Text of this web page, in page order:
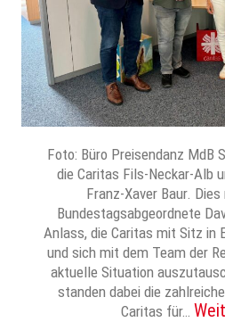
Foto: Büro Preisendanz MdB
die Caritas Fils-Neckar-Alb
Franz-Xaver Baur. Dies
Bundestagsabgeordnete
Anlass, die Caritas mit Sitz in
und sich mit dem Team der
aktuelle Situation
standen dabei die
Caritas für…